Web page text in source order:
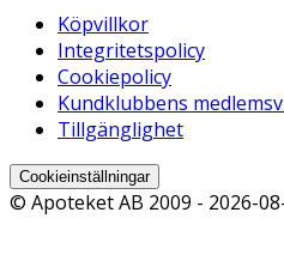
Köpvillkor
Integritetspolicy
Cookiepolicy
Kundklubbens
Tillgänglighet
Cookieinställningar
© Apoteket AB 2009 - 2026-